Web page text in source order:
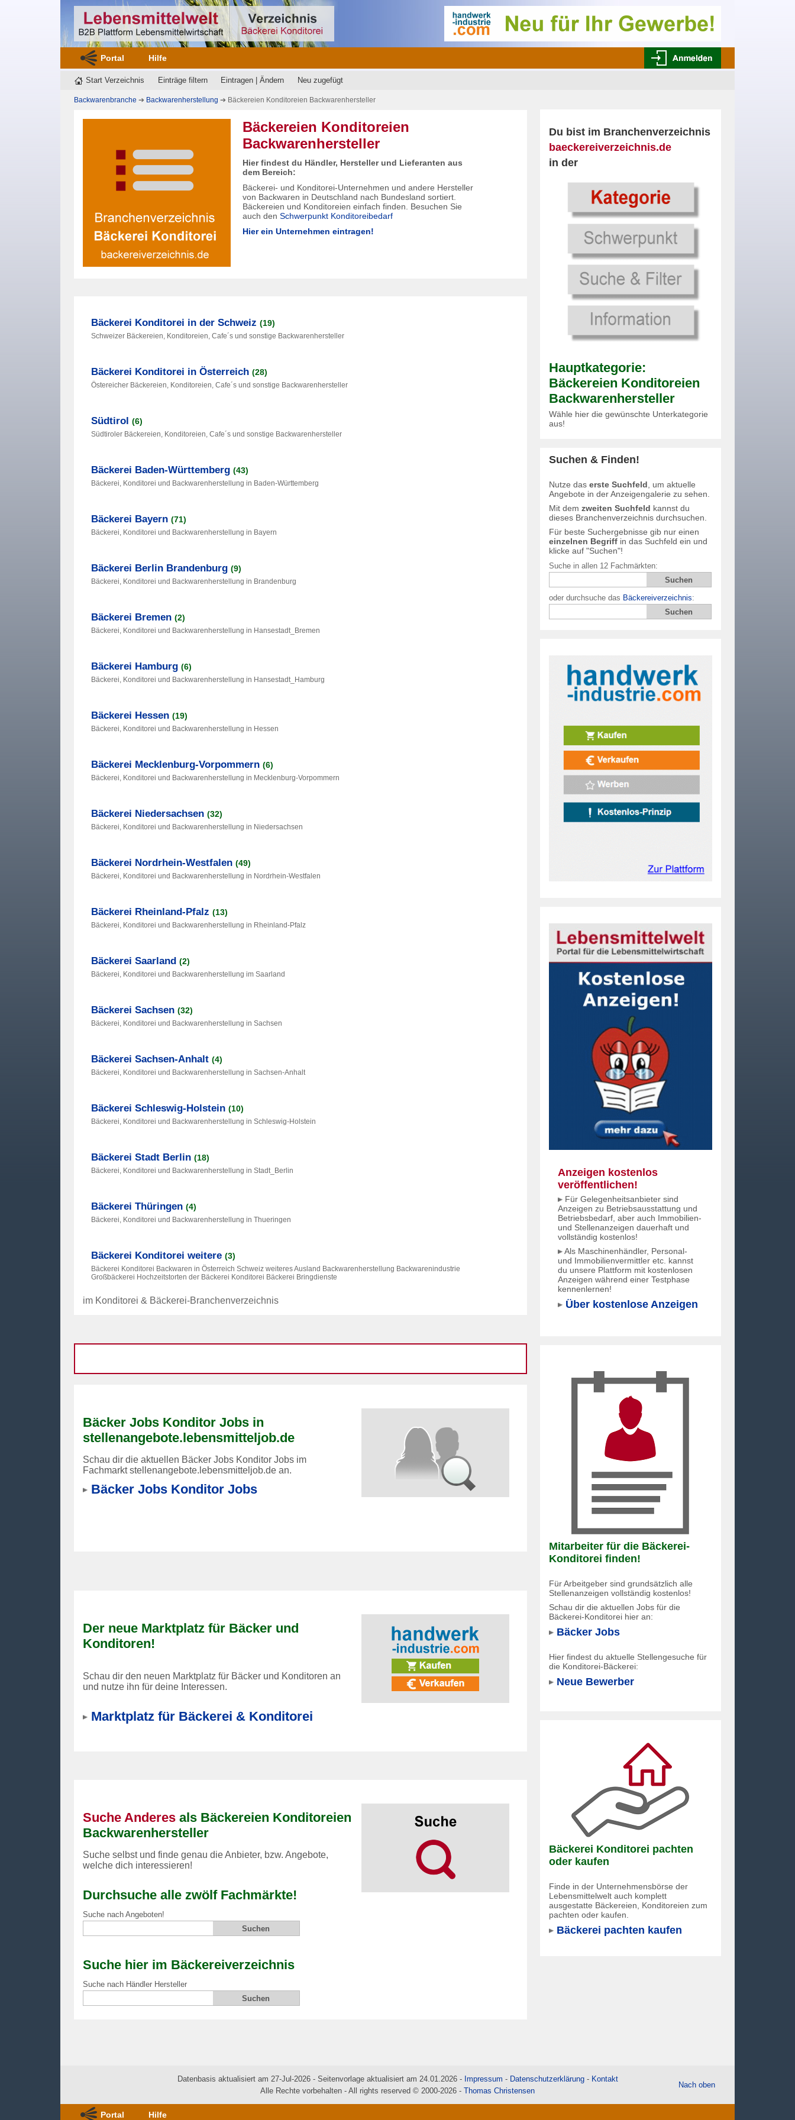
Portal Hilfe
Start Verzeichnis Einträge filtern Eintragen | Ändern Neu zugefügt
Du bist im Branchenverzeichnis
baeckereiverzeichnis.de
in der
Hauptkategorie:
Bäckereien Konditoreien
Backwarenhersteller
Wähle hier die gewünschte Unterkategorie
aus!
Suchen & Finden!
Nutze das erste Suchfeld , um aktuelle
Angebote in der Anzeigengalerie zu sehen.
Mit dem zweiten Suchfeld kannst du
dieses Branchenverzeichnis durchsuchen.
Für beste Suchergebnisse gib nur einen
einzelnen Begriffin das Suchfeld ein und
klicke auf "Suchen"!
Suche in allen 12 Fachmärkten:
oder durchsuche das Bäckereiverzeichnis:
Anzeigen kostenlos
veröffentlichen!
Für Gelegenheitsanbieter sind
Anzeigen zu Betriebsausstattung und
Betriebsbedarf, aber auch Immobilien-
und Stellenanzeigen dauerhaft und
vollständig kostenlos!
Als Maschinenhändler, Personal-
und Immobilienvermittler etc. kannst
du unsere Plattform mit kostenlosen
Anzeigen während einer Testphase
kennenlernen!
Über kostenlose Anzeigen
Mitarbeiter für die Bäckerei-
Konditorei finden!
Für Arbeitgeber sind grundsätzlich alle
Stellenanzeigen vollständig kostenlos!
Schau dir die aktuellen Jobs für die
Bäckerei-Konditorei hier an:
Bäcker Jobs
Hier findest du aktuelle Stellengesuche für
die Konditorei-Bäckerei:
Neue Bewerber
Bäckerei Konditorei pachten
oder kaufen
Finde in der Unternehmensbörse der
Lebensmittelwelt auch komplett
ausgestatte Bäckereien, Konditoreien zum
pachten oder kaufen.
Bäckerei pachten kaufen
Backwarenbranche ➔ Backwarenherstellung ➔ Bäckereien Konditoreien Backwarenhersteller
Bäckereien Konditoreien
Backwarenhersteller
Hier findest du Händler, Hersteller und Lieferanten aus
dem Bereich:
Bäckerei- und Konditorei-Unternehmen und andere Hersteller
von Backwaren in Deutschland nach Bundesland sortiert.
Bäckereien und Konditoreien einfach finden. Besuchen Sie
auch den Schwerpunkt Konditoreibedarf
Hier ein Unternehmen eintragen!
Bäckerei Konditorei in der Schweiz (19)
Schweizer Bäckereien, Konditoreien, Cafe´s und sonstige Backwarenhersteller
Bäckerei Konditorei in Österreich (28)
Östereicher Bäckereien, Konditoreien, Cafe´s und sonstige Backwarenhersteller
Südtirol (6)
Südtiroler Bäckereien, Konditoreien, Cafe´s und sonstige Backwarenhersteller
Bäckerei Baden-Württemberg (43)
Bäckerei, Konditorei und Backwarenherstellung in Baden-Württemberg
Bäckerei Bayern (71)
Bäckerei, Konditorei und Backwarenherstellung in Bayern
Bäckerei Berlin Brandenburg (9)
Bäckerei, Konditorei und Backwarenherstellung in Brandenburg
Bäckerei Bremen (2)
Bäckerei, Konditorei und Backwarenherstellung in Hansestadt_Bremen
Bäckerei Hamburg (6)
Bäckerei, Konditorei und Backwarenherstellung in Hansestadt_Hamburg
Bäckerei Hessen (19)
Bäckerei, Konditorei und Backwarenherstellung in Hessen
Bäckerei Mecklenburg-Vorpommern (6)
Bäckerei, Konditorei und Backwarenherstellung in Mecklenburg-Vorpommern
Bäckerei Niedersachsen (32)
Bäckerei, Konditorei und Backwarenherstellung in Niedersachsen
Bäckerei Nordrhein-Westfalen (49)
Bäckerei, Konditorei und Backwarenherstellung in Nordrhein-Westfalen
Bäckerei Rheinland-Pfalz (13)
Bäckerei, Konditorei und Backwarenherstellung in Rheinland-Pfalz
Bäckerei Saarland (2)
Bäckerei, Konditorei und Backwarenherstellung im Saarland
Bäckerei Sachsen (32)
Bäckerei, Konditorei und Backwarenherstellung in Sachsen
Bäckerei Sachsen-Anhalt (4)
Bäckerei, Konditorei und Backwarenherstellung in Sachsen-Anhalt
Bäckerei Schleswig-Holstein (10)
Bäckerei, Konditorei und Backwarenherstellung in Schleswig-Holstein
Bäckerei Stadt Berlin (18)
Bäckerei, Konditorei und Backwarenherstellung in Stadt_Berlin
Bäckerei Thüringen (4)
Bäckerei, Konditorei und Backwarenherstellung in Thueringen
Bäckerei Konditorei weitere (3)
Bäckerei Konditorei Backwaren in Österreich Schweiz weiteres Ausland Backwarenherstellung Backwarenindustrie
Großbäckerei Hochzeitstorten der Bäckerei Konditorei Bäckerei Bringdienste
im Konditorei & Bäckerei-Branchenverzeichnis
Bäcker Jobs Konditor Jobs in
stellenangebote.lebensmitteljob.de
Schau dir die aktuellen Bäcker Jobs Konditor Jobs im
Fachmarkt stellenangebote.lebensmitteljob.de an.
Bäcker Jobs Konditor Jobs
Der neue Marktplatz für Bäcker und
Konditoren!
Schau dir den neuen Marktplatz für Bäcker und Konditoren an
und nutze ihn für deine Interessen.
Marktplatz für Bäckerei & Konditorei
Suche Anderesals Bäckereien Konditoreien
Backwarenhersteller
Suche selbst und finde genau die Anbieter, bzw. Angebote,
welche dich interessieren!
Durchsuche alle zwölf Fachmärkte!
Suche nach Angeboten!
Suche hier im Bäckereiverzeichnis
Suche nach Händler Hersteller
Datenbasis aktualisiert am 27-Jul-2026 - Seitenvorlage aktualisiert am 24.01.2026 - Impressum - Datenschutzerklärung- Kontakt
Alle Rechte vorbehalten - All rights reserved © 2000-2026 - Thomas Christensen
Nach oben
Portal Hilfe